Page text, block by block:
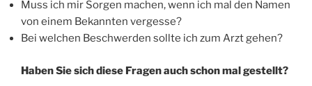
Muss ich mir Sorgen machen, wenn ich mal den Namen
von einem Bekannten vergesse?
Bei welchen Beschwerden sollte ich zum Arzt gehen?
Haben Sie sich diese Fragen auch schon mal gestellt?